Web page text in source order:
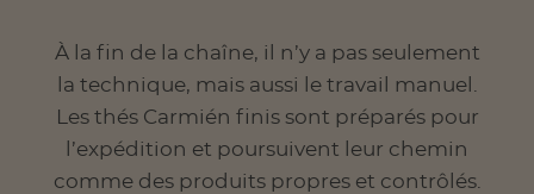
À la fin de la chaîne, il n’y a pas seulement
la technique, mais aussi le travail manuel.
Les thés Carmién finis sont préparés pour
l’expédition et poursuivent leur chemin
comme des produits propres et contrôlés.